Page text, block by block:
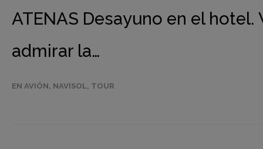
ATENAS Desayuno en el
admirar la…
EN AVIÓN, NAVISOL, TOUR